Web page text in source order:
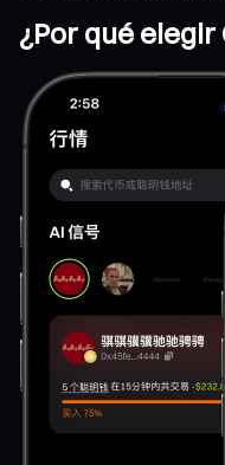
¿Por qué